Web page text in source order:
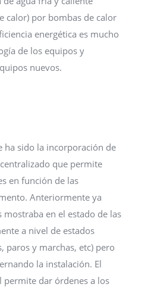
calor) por bombas de calor
energética es mucho
de los equipos y
nuevos.
sido la incorporación de
que permite
en función de las
Anteriormente ya
en el estado de las
a nivel de estados
paros y marchas, etc) pero
la instalación. El
permite dar órdenes a los